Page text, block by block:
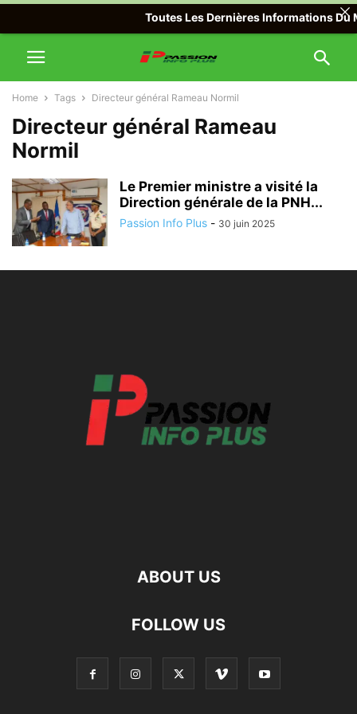
Home Tags Directeur général Rameau Normil
Directeur général Rameau
Normil
Le Premier ministre a visité la
Direction générale de la PNH...
Passion Info Plus - 30 juin 2025
ABOUT US
FOLLOW US
Toutes Les Dernières Informations Du